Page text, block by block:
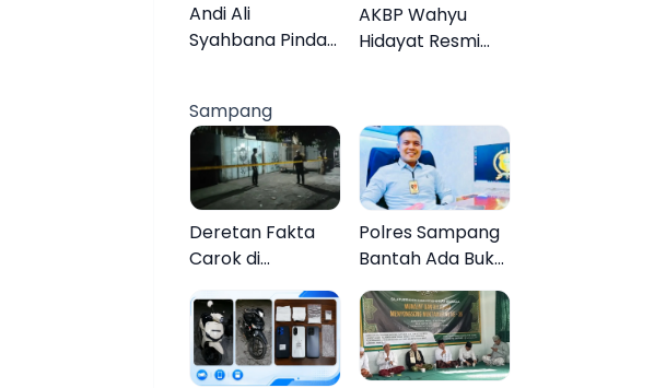
Lebih Jelas
Organisasi
Andi Ali
Syahbana Pindah
AKBP Wahyu
Hidayat Resmi
Disambut Tradisi
Gerbang Pora
Sampang
Deretan Fakta
Carok di
60 Tahun Duel
Melawan 2 Pria
Polres Sampang
Bantah Ada Bukti
Kasus Rudapaksa
Anak 27
Tersangka